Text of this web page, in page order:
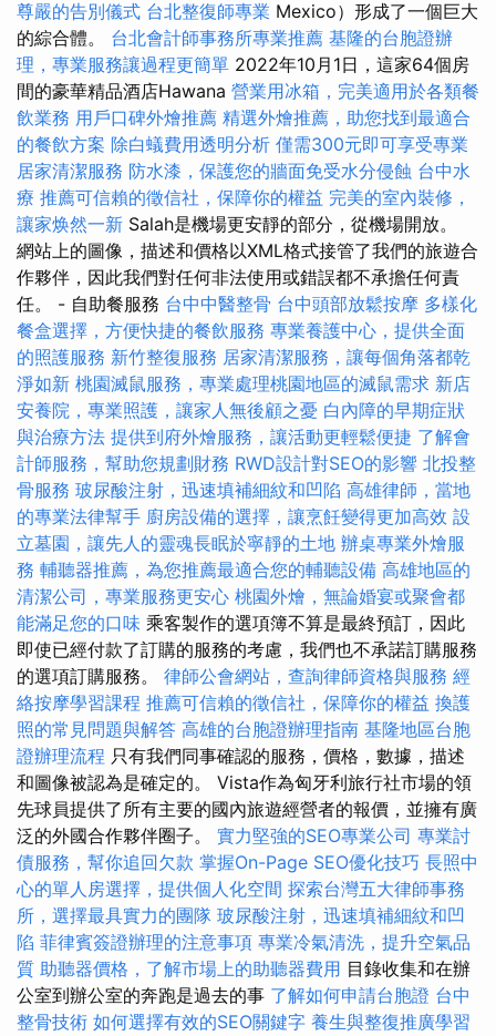
尊嚴的告別儀式 台北整復師專業 Mexico）形成了一個巨大
的綜合體。 台北會計師事務所專業推薦 基隆的台胞證辦
理，專業服務讓過程更簡單 2022年10月1日，這家64個房
間的豪華精品酒店Hawana 營業用冰箱，完美適用於各類餐
飲業務 用戶口碑外燴推薦 精選外燴推薦，助您找到最適合
的餐飲方案 除白蟻費用透明分析 僅需300元即可享受專業
居家清潔服務 防水漆，保護您的牆面免受水分侵蝕 台中水
療 推薦可信賴的徵信社，保障你的權益 完美的室內裝修，
讓家焕然一新 Salah是機場更安靜的部分，從機場開放。
網站上的圖像，描述和價格以XML格式接管了我們的旅遊合
作夥伴，因此我們對任何非法使用或錯誤都不承擔任何責
任。 - 自助餐服務 台中中醫整骨 台中頭部放鬆按摩 多樣化
餐盒選擇，方便快捷的餐飲服務 專業養護中心，提供全面
的照護服務 新竹整復服務 居家清潔服務，讓每個角落都乾
淨如新 桃園滅鼠服務，專業處理桃園地區的滅鼠需求 新店
安養院，專業照護，讓家人無後顧之憂 白內障的早期症狀
與治療方法 提供到府外燴服務，讓活動更輕鬆便捷 了解會
計師服務，幫助您規劃財務 RWD設計對SEO的影響 北投整
骨服務 玻尿酸注射，迅速填補細紋和凹陷 高雄律師，當地
的專業法律幫手 廚房設備的選擇，讓烹飪變得更加高效 設
立墓園，讓先人的靈魂長眠於寧靜的土地 辦桌專業外燴服
務 輔聽器推薦，為您推薦最適合您的輔聽設備 高雄地區的
清潔公司，專業服務更安心 桃園外燴，無論婚宴或聚會都
能滿足您的口味 乘客製作的選項簿不算是最終預訂，因此
即使已經付款了訂購的服務的考慮，我們也不承諾訂購服務
的選項訂購服務。 律師公會網站，查詢律師資格與服務 經
絡按摩學習課程 推薦可信賴的徵信社，保障你的權益 換護
照的常見問題與解答 高雄的台胞證辦理指南 基隆地區台胞
證辦理流程 只有我們同事確認的服務，價格，數據，描述
和圖像被認為是確定的。 Vista作為匈牙利旅行社市場的領
先球員提供了所有主要的國內旅遊經營者的報價，並擁有廣
泛的外國合作夥伴圈子。 實力堅強的SEO專業公司 專業討
債服務，幫你追回欠款 掌握On-Page SEO優化技巧 長照中
心的單人房選擇，提供個人化空間 探索台灣五大律師事務
所，選擇最具實力的團隊 玻尿酸注射，迅速填補細紋和凹
陷 菲律賓簽證辦理的注意事項 專業冷氣清洗，提升空氣品
質 助聽器價格，了解市場上的助聽器費用 目錄收集和在辦
公室到辦公室的奔跑是過去的事 了解如何申請台胞證 台中
整骨技術 如何選擇有效的SEO關鍵字 養生與整復推廣學習